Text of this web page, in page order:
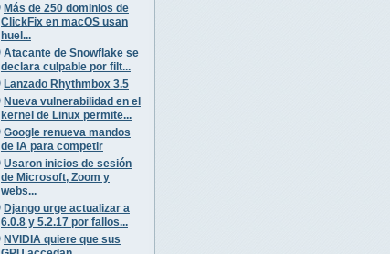
Más de 250 dominios de
ClickFix en macOS usan
huel...
Atacante de Snowflake se
declara culpable por filt...
Lanzado Rhythmbox 3.5
Nueva vulnerabilidad en el
kernel de Linux permite...
Google renueva mandos
de IA para competir
Usaron inicios de sesión
de Microsoft, Zoom y
webs...
Django urge actualizar a
6.0.8 y 5.2.17 por fallos...
NVIDIA quiere que sus